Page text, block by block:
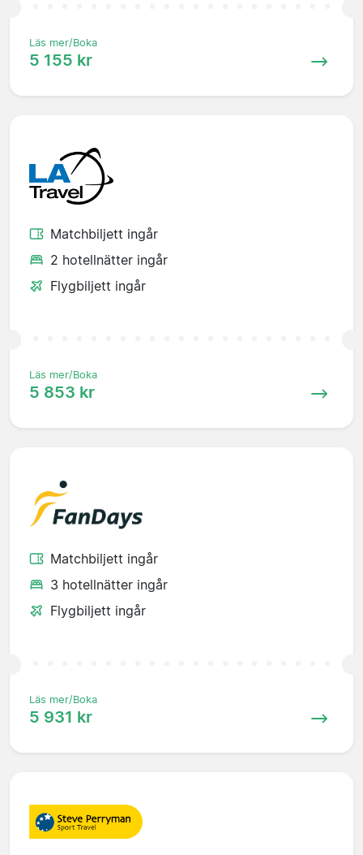
Läs mer/Boka
5 155 kr
Matchbiljett ingår
2 hotellnätter ingår
Flygbiljett ingår
Läs mer/Boka
5 853 kr
Matchbiljett ingår
3 hotellnätter ingår
Flygbiljett ingår
Läs mer/Boka
5 931 kr